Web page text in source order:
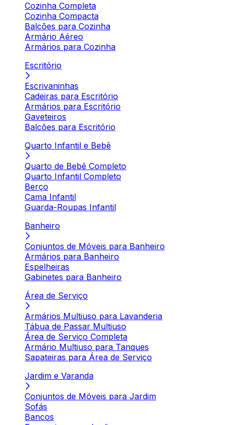
Cozinha Completa
Cozinha Compacta
Balcões para Cozinha
Armário Aéreo
Armários para Cozinha
Escritório
Escrivaninhas
Cadeiras para Escritório
Armários para Escritório
Gaveteiros
Balcões para Escritório
Quarto Infantil e Bebê
Quarto de Bebê Completo
Quarto Infantil Completo
Berço
Cama Infantil
Guarda-Roupas Infantil
Banheiro
Conjuntos de Móveis para Banheiro
Armários para Banheiro
Espelheiras
Gabinetes para Banheiro
Área de Serviço
Armários Multiuso para Lavanderia
Tábua de Passar Multiuso
Área de Serviço Completa
Armário Multiuso para Tanques
Sapateiras para Área de Serviço
Jardim e Varanda
Conjuntos de Móveis para Jardim
Sofás
Bancos